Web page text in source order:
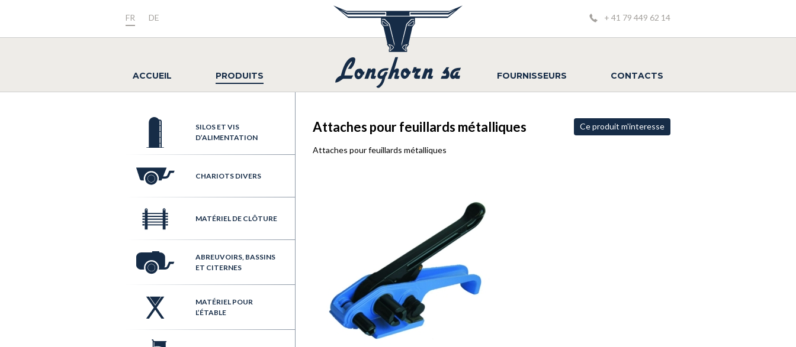
FR DE + 41 79 449 62 14
ACCUEIL PRODUITS FOURNISSEURS CONTACTS
SILOS ET VIS
D’ALIMENTATION
CHARIOTS DIVERS
MATÉRIEL DE CLÔTURE
ABREUVOIRS, BASSINS
ET CITERNES
MATÉRIEL POUR
L’ÉTABLE
Attaches pour feuillards métalliques
Attaches pour feuillards métalliques
Ce produit m'interesse